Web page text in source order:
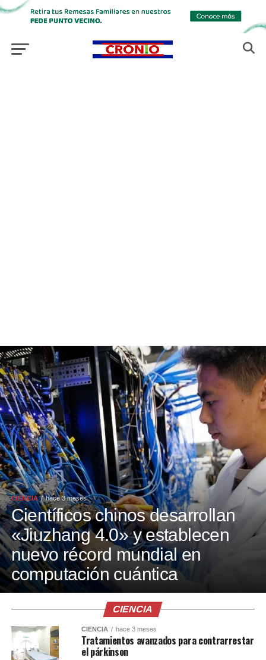
CIENCIA hace 3 meses
Científicos chinos desarrollan
«Jiuzhang 4.0» y establecen
nuevo récord mundial en
computación cuántica
CIENCIA
CIENCIA hace 3 meses
Tratamientos avanzados para contrarrestar
el párkinson